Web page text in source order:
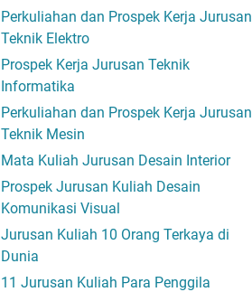
Perkuliahan dan Prospek Kerja Jurusan
Teknik Elektro
Prospek Kerja Jurusan Teknik
Informatika
Perkuliahan dan Prospek Kerja Jurusan
Teknik Mesin
Mata Kuliah Jurusan Desain Interior
Prospek Jurusan Kuliah Desain
Komunikasi Visual
Jurusan Kuliah 10 Orang Terkaya di
Dunia
11 Jurusan Kuliah Para Penggila